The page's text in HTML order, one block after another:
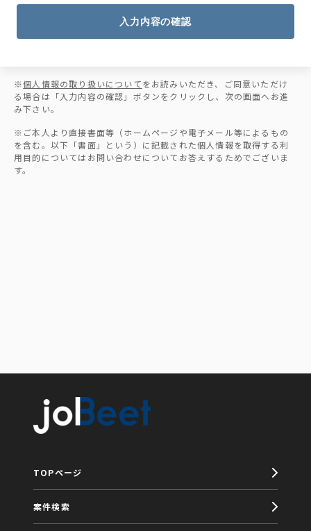
入力内容の確認
※個人情報の取り扱いについてをお読みいただき、ご同意いただけ
る場合は「入力内容の確認」ボタンをクリックし、次の画面へお進
み下さい。
※ご本人より直接書面等（ホームページや電子メール等によるもの
を含む。以下「書面」という）に記載された個人情報を取得する利
用目的についてはお問い合わせについてお答えするためでございま
す。
TOPページ
案件検索